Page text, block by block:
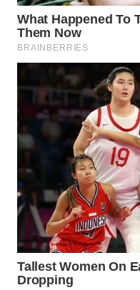
WALINKI
ID
MAWAKA
ID
NET
WATCH
MKLI
LPKKI